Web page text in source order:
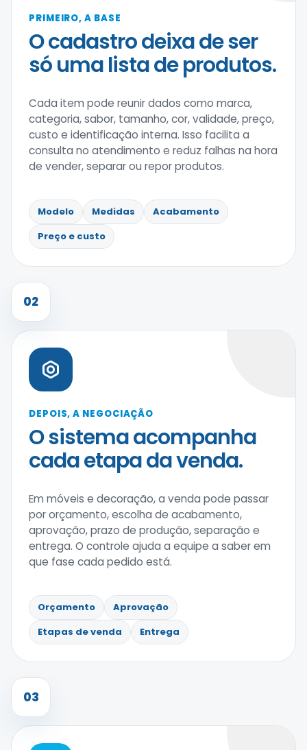
PRIMEIRO, A BASE
O cadastro deixa de ser
só uma lista de produtos.
Cada item pode reunir dados como marca,
categoria, sabor, tamanho, cor, validade, preço,
custo e identificação interna. Isso facilita a
consulta no atendimento e reduz falhas na hora
de vender, separar ou repor produtos.
Modelo Medidas
Acabamento
Preço e custo
02
DEPOIS, A NEGOCIAÇÃO
O sistema acompanha
cada etapa da venda.
Em móveis e decoração, a venda pode passar
por orçamento, escolha de acabamento,
aprovação, prazo de produção, separação e
entrega. O controle ajuda a equipe a saber em
que fase cada pedido está.
Orçamento
Aprovação
Etapas de venda
Entrega
03